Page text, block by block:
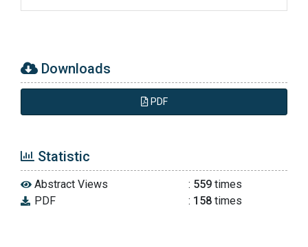
Hayat. (2017). Manajemen Pelayanan Publik.
Indonesia, P. B. (2009). Peraturan Bank
Indonesia Nomor 11/11/PBI/2009tentang
Penyelenggaaraan Alat Pembayaran dengan
Menggunakan Kartu.
Umum di Indonesia. Jakarta: Bumi Aksara.
Moleong, J. L. (1989). Metode Penelitian
Downloads
PDF
Statistic
Abstract Views : 559times
PDF
: 158times